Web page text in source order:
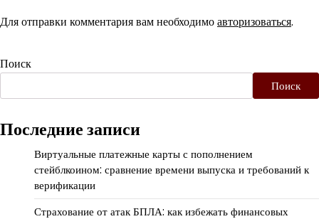
Для отправки комментария вам необходимоавторизоваться.
Поиск
Поиск
Последние записи
Виртуальные платежные карты с пополнением
стейблкоином: сравнение времени выпуска и требований к
верификации
Страхование от атак БПЛА: как избежать финансовых